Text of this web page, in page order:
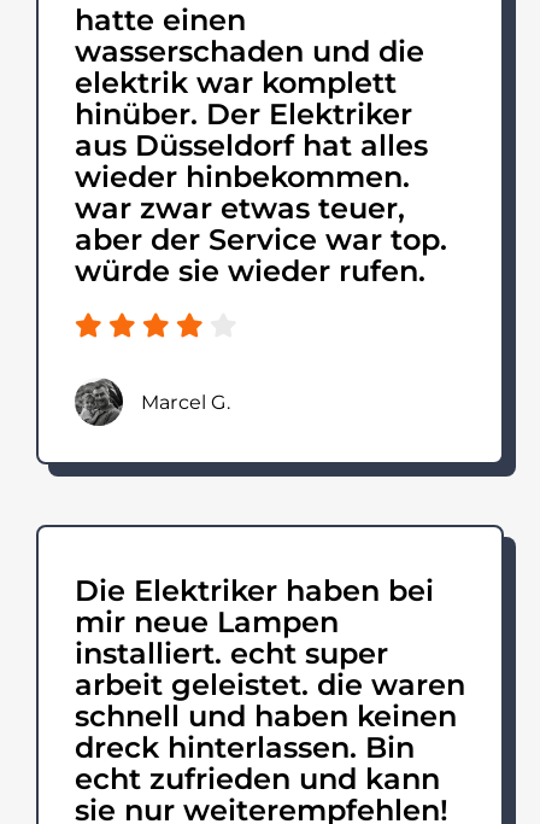
hatte einen
wasserschaden und die
elektrik war komplett
hinüber. Der Elektriker
aus Düsseldorf hat alles
wieder hinbekommen.
war zwar etwas teuer,
aber der Service war top.
würde sie wieder rufen.
Marcel G.
Die Elektriker haben bei
mir neue Lampen
installiert. echt super
arbeit geleistet. die waren
schnell und haben keinen
dreck hinterlassen. Bin
echt zufrieden und kann
sie nur weiterempfehlen!